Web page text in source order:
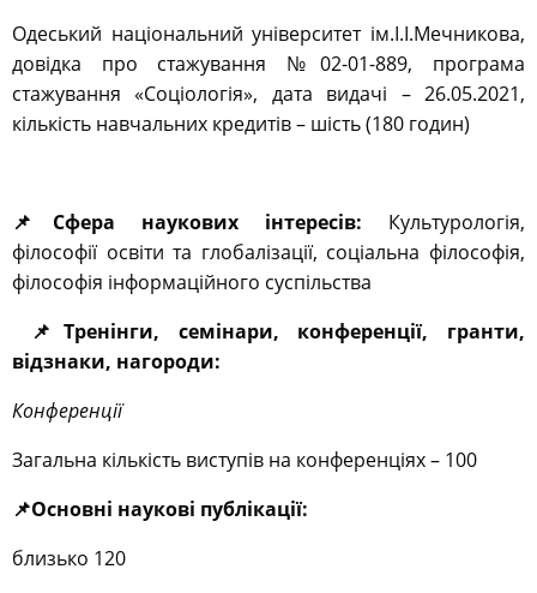
Одеський національний університет ім.І.І.Мечникова,
довідка про стажування №02-01-889, програма
стажування «Соціологія», дата видачі – 26.05.2021,
кількість навчальних кредитів – шість (180 годин)
📌 Сфера наукових інтересів: Культурологія,
філософії освіти та глобалізації, соціальна філософія,
філософія інформаційного суспільства
📌Тренінги, семінари, конференції, гранти,
відзнаки, нагороди:
Конференції
Загальна кількість виступів на конференціях – 100
📌Основні наукові публікації:
близько 120